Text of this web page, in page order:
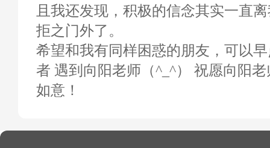
且我还发现，积极的信念其实一直
拒之门外了。
希望和我有同样困惑的朋友，可以
者 遇到向阳老师（^_^） 祝愿向阳
如意！